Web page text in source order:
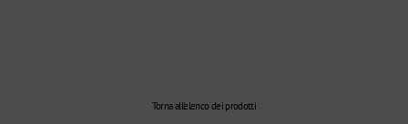
Torna all'elenco dei prodotti